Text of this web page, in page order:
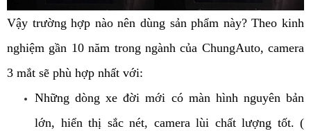
Vậy trường hợp nào nên dùng sản phẩm này? Theo kinh
nghiệm gần 10 năm trong ngành của ChungAuto, camera
3 mắt sẽ phù hợp nhất với:
Những dòng xe đời mới có màn hình nguyên bản
lớn, hiển thị sắc nét, camera lùi chất lượng tốt. (